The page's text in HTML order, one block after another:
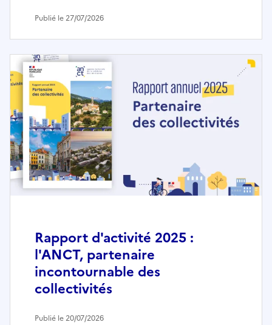
Publié le 27/07/2026
Rapport d'activité 2025 :
l'ANCT, partenaire
incontournable des
collectivités
Publié le 20/07/2026